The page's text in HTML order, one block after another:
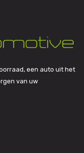
een auto uit het
van uw